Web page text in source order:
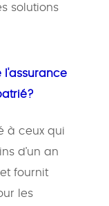
solutions
l'assurance
à ceux qui
d’un an
fournit
les